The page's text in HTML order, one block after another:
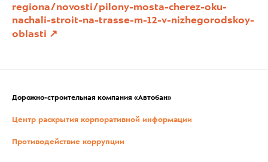
regiona/novosti/pilony-mosta-cherez-oku-
nachali-stroit-na-trasse-m-12-v-nizhegorodskoy-
oblasti
Дорожно-строительная компания «Автобан»
Центр раскрытия корпоративной информации
Противодействие коррупции